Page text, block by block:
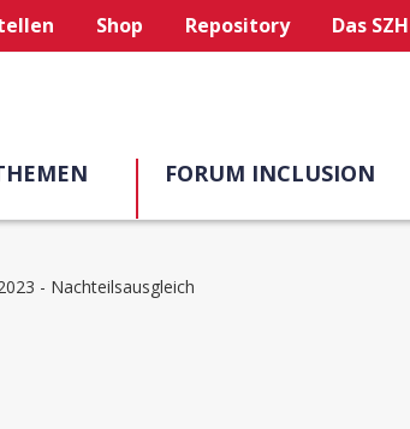
Shop Repository Das SZH
FORUM INCLUSION
- Nachteilsausgleich